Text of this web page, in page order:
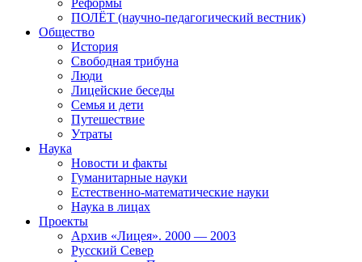
Реформы
ПОЛЁТ (научно-педагогический вестник)
Общество
История
Свободная трибуна
Люди
Лицейские беседы
Семья и дети
Путешествие
Утраты
Наука
Новости и факты
Гуманитарные науки
Естественно-математические науки
Наука в лицах
Проекты
Архив «Лицея». 2000 — 2003
Русский Север